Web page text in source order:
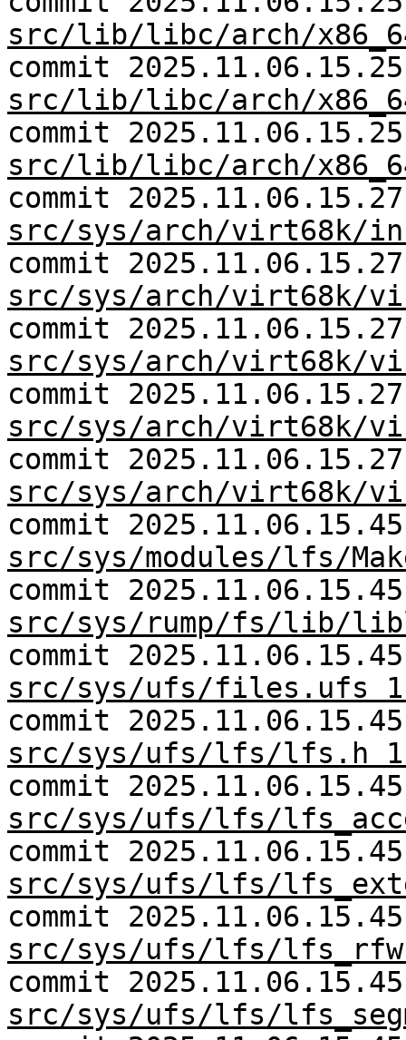
src/lib/libc/arch/
commit
src/lib/libc/arch/
commit
src/lib/libc/arch/
commit
src/sys/arch/virt68k/
commit
src/sys/arch/virt68k/
commit
src/sys/arch/virt68k/
commit
src/sys/arch/virt68k/
commit
src/sys/arch/virt68k/
commit
src/sys/modules/lfs/
commit
src/sys/rump/fs/lib/
commit
src/sys/ufs/files.ufs
commit
src/sys/ufs/lfs/lfs.h
commit
src/sys/ufs/lfs/
commit
src/sys/ufs/lfs/
commit
src/sys/ufs/lfs/
commit
src/sys/ufs/lfs/